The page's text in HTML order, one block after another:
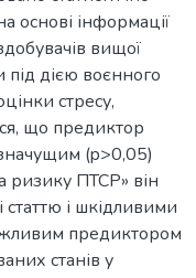
основі інформації
вищої
під дією воєнного
стресу,
що предиктор
(p>0,05)
ризику ПТСР» він
і шкідливими
предиктором
станів у